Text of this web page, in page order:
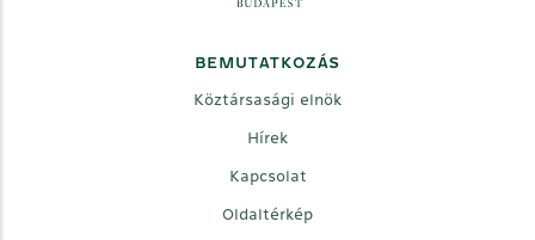
BEMUTATKOZÁS
Köztársasági elnök
Hírek
Kapcsolat
Oldaltérkép